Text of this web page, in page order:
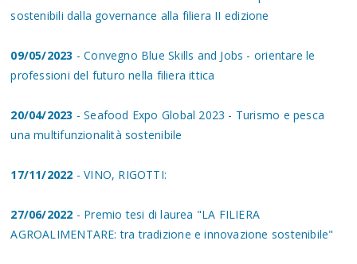
sostenibili dalla governance alla filiera II edizione
09/05/2023 - Convegno Blue Skills and Jobs - orientare le
professioni del futuro nella filiera ittica
20/04/2023 - Seafood Expo Global 2023 - Turismo e pesca
una multifunzionalità sostenibile
17/11/2022 - VINO, RIGOTTI:
27/06/2022 - Premio tesi di laurea "LA FILIERA
AGROALIMENTARE: tra tradizione e innovazione sostenibile"